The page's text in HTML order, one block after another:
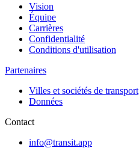
Vision
Équipe
Carrières
Confidentialité
Conditions d'utilisation
Partenaires
Villes et sociétés de transport
Données
Contact
info@transit.app